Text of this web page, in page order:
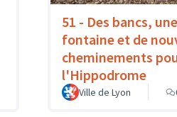
51 - Des bancs,
fontaine et de
cheminements
l'Hippodrome
Ville de Lyon